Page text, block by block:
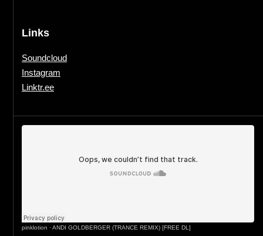
Links
Soundcloud
Instagram
Linktr.ee
pinklotion ·ANDI GOLDBERGER (TRANCE REMIX) [FREE DL]